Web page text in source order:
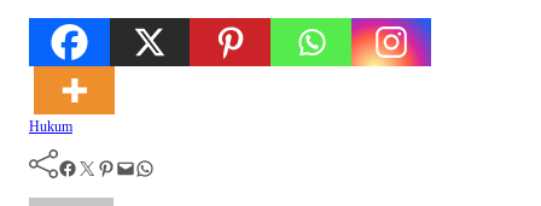
Hukum
Facebook Twitter Pinterest Mail WhatsApp